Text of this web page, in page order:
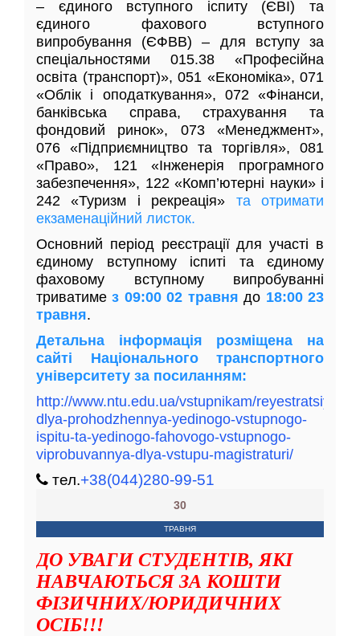
– єдиного вступного іспиту (ЄВІ) та
єдиного фахового вступного
випробування (ЄФВВ) – для вступу за
спеціальностями 015.38 «Професійна
освіта (транспорт)», 051 «Економіка», 071
«Облік і оподаткування», 072 «Фінанси,
банківська справа, страхування та
фондовий ринок», 073 «Менеджмент»,
076 «Підприємництво та торгівля», 081
«Право», 121 «Інженерія програмного
забезпечення», 122 «Комп’ютерні науки» і
242 «Туризм і рекреація» та отримати
екзаменаційний листок.
Основний період реєстрації для участі в
єдиному вступному іспиті та єдиному
фаховому вступному випробуванні
триватимез 09:00 02 травня до 18:00 23
травня.
Детальна інформація розміщена на
сайті Національного транспортного
університету за посиланням:
http://www.ntu.edu.ua/vstupnikam/reyestratsiya-
dlya-prohodzhennya-yedinogo-vstupnogo-
ispitu-ta-yedinogo-fahovogo-vstupnogo-
viprobuvannya-dlya-vstupu-magistraturi/
тел.+38(044)280-99-51
30
ТРАВНЯ
ДО УВАГИ СТУДЕНТІВ, ЯКІ
НАВЧАЮТЬСЯ ЗА КОШТИ
ФІЗИЧНИХ/ЮРИДИЧНИХ
ОСІБ!!!